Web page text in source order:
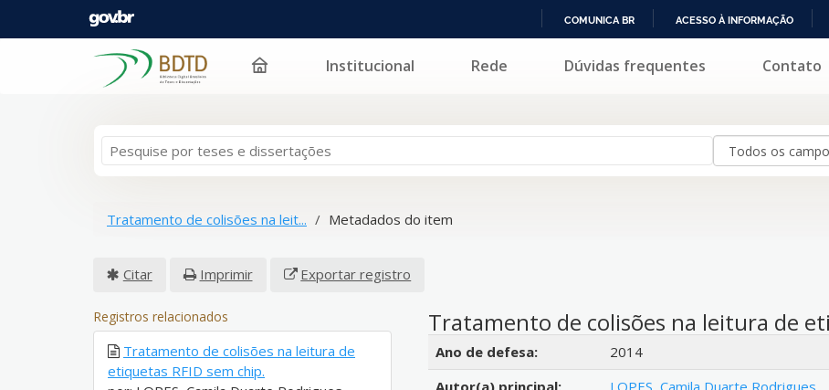
PARA
COMUNICA BR ACESSO À INFORMAÇÃO
Pular para o conteúdo Institucional Rede Dúvidas frequentes Contato
Tratamento de colisões na leit... Metadados do item
Citar Imprimir Exportar registro
Tratamento de colisões na leitura de
Detalhes bibliográficos
Ano de defesa:
2014
Autor(a) principal:
LOPES, Camila Duarte Rodrigues.
Registros relacionados
Tratamento de colisões na leitura de
etiquetas RFID sem chip.